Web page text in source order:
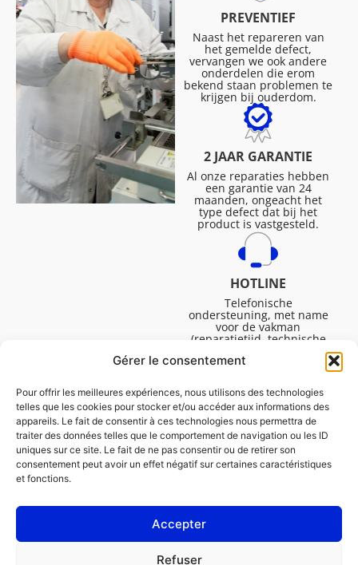
Gérer le consentement
Pour offrir les meilleures expériences, nous utilisons des technologies
telles que les cookies pour stocker et/ou accéder aux informations des
appareils. Le fait de consentir à ces technologies nous permettra de
traiter des données telles que le comportement de navigation ou les ID
uniques sur ce site. Le fait de ne pas consentir ou de retirer son
consentement peut avoir un effet négatif sur certaines caractéristiques
et fonctions.
Accepter
Refuser
PREVENTIEF
Naast het repareren van
het gemelde defect,
vervangen we ook andere
onderdelen die erom
bekend staan problemen te
krijgen bij ouderdom.
2 JAAR GARANTIE
Al onze reparaties hebben
een garantie van 24
maanden, ongeacht het
type defect dat bij het
product is vastgesteld.
HOTLINE
Telefonische
ondersteuning, met name
voor de vakman
(reparatietijd, technische
Maandag tot vrijdag van